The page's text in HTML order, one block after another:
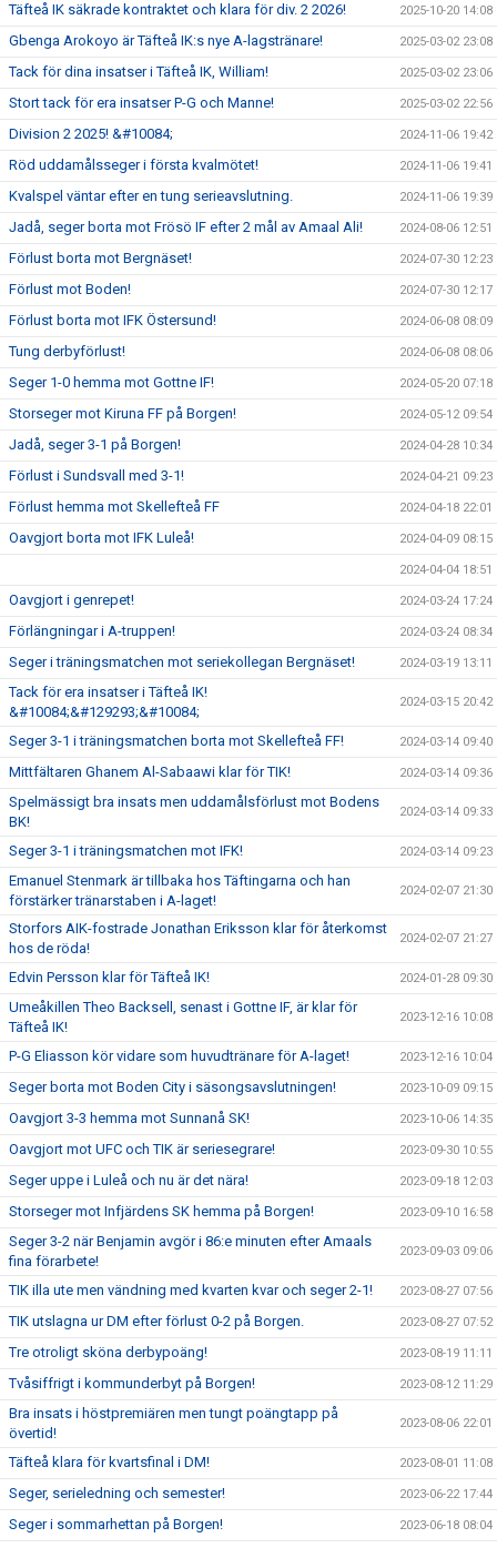
Täfteå IK säkrade kontraktet och klara för div. 2 2026! 2025-10-20 14:08
Gbenga Arokoyo är Täfteå IK:s nye A-lagstränare! 2025-03-02 23:08
Tack för dina insatser i Täfteå IK, William! 2025-03-02 23:06
Stort tack för era insatser P-G och Manne! 2025-03-02 22:56
Division 2 2025! &#10084; 2024-11-06 19:42
Röd uddamålsseger i första kvalmötet! 2024-11-06 19:41
Kvalspel väntar efter en tung serieavslutning. 2024-11-06 19:39
Jadå, seger borta mot Frösö IF efter 2 mål av Amaal Ali! 2024-08-06 12:51
Förlust borta mot Bergnäset! 2024-07-30 12:23
Förlust mot Boden! 2024-07-30 12:17
Förlust borta mot IFK Östersund! 2024-06-08 08:09
Tung derbyförlust! 2024-06-08 08:06
Seger 1-0 hemma mot Gottne IF! 2024-05-20 07:18
Storseger mot Kiruna FF på Borgen! 2024-05-12 09:54
Jadå, seger 3-1 på Borgen! 2024-04-28 10:34
Förlust i Sundsvall med 3-1! 2024-04-21 09:23
Förlust hemma mot Skellefteå FF 2024-04-18 22:01
Oavgjort borta mot IFK Luleå! 2024-04-09 08:15
2024-04-04 18:51
Oavgjort i genrepet! 2024-03-24 17:24
Förlängningar i A-truppen! 2024-03-24 08:34
Seger i träningsmatchen mot seriekollegan Bergnäset! 2024-03-19 13:11
Tack för era insatser i Täfteå IK!
&#10084;&#129293;&#10084;
2024-03-15 20:42
Seger 3-1 i träningsmatchen borta mot Skellefteå FF! 2024-03-14 09:40
Mittfältaren Ghanem Al-Sabaawi klar för TIK! 2024-03-14 09:36
Spelmässigt bra insats men uddamålsförlust mot Bodens
BK!
2024-03-14 09:33
Seger 3-1 i träningsmatchen mot IFK! 2024-03-14 09:23
Emanuel Stenmark är tillbaka hos Täftingarna och han
förstärker tränarstaben i A-laget!
2024-02-07 21:30
Storfors AIK-fostrade Jonathan Eriksson klar för återkomst
hos de röda!
2024-02-07 21:27
Edvin Persson klar för Täfteå IK! 2024-01-28 09:30
Umeåkillen Theo Backsell, senast i Gottne IF, är klar för
Täfteå IK!
2023-12-16 10:08
P-G Eliasson kör vidare som huvudtränare för A-laget! 2023-12-16 10:04
Seger borta mot Boden City i säsongsavslutningen! 2023-10-09 09:15
Oavgjort 3-3 hemma mot Sunnanå SK! 2023-10-06 14:35
Oavgjort mot UFC och TIK är seriesegrare! 2023-09-30 10:55
Seger uppe i Luleå och nu är det nära! 2023-09-18 12:03
Storseger mot Infjärdens SK hemma på Borgen! 2023-09-10 16:58
Seger 3-2 när Benjamin avgör i 86:e minuten efter Amaals
fina förarbete!
2023-09-03 09:06
TIK illa ute men vändning med kvarten kvar och seger 2-1! 2023-08-27 07:56
TIK utslagna ur DM efter förlust 0-2 på Borgen. 2023-08-27 07:52
Tre otroligt sköna derbypoäng! 2023-08-19 11:11
Tvåsiffrigt i kommunderbyt på Borgen! 2023-08-12 11:29
Bra insats i höstpremiären men tungt poängtapp på
övertid!
2023-08-06 22:01
Täfteå klara för kvartsfinal i DM! 2023-08-01 11:08
Seger, serieledning och semester! 2023-06-22 17:44
Seger i sommarhettan på Borgen! 2023-06-18 08:04